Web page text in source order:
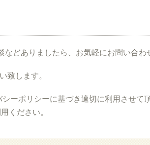
どありましたら、お気軽にお問い合わ
致します。
ーポリシーに基づき適切に利用させて
ください。